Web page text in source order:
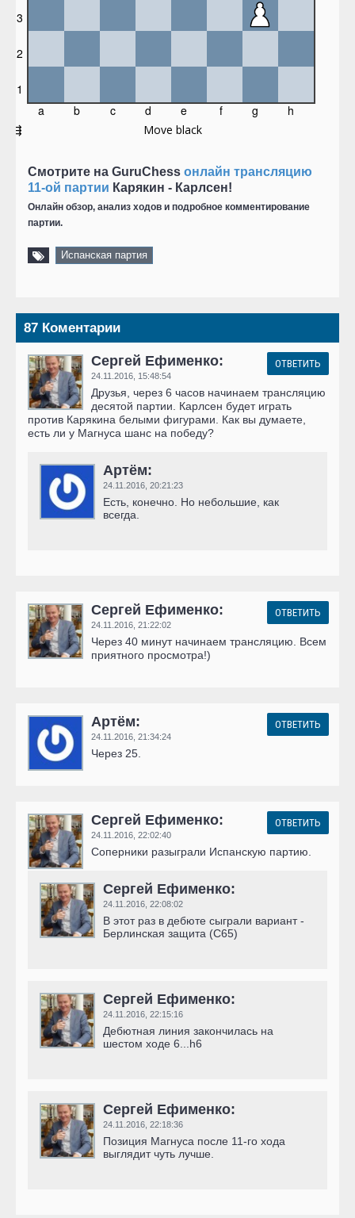
Смотрите на GuruChess онлайн трансляцию
11-ой партии Карякин - Карлсен!
Онлайн обзор, анализ ходов и подробное комментирование
партии.
Испанская партия
87 Коментарии
Сергей Ефименко:
24.11.2016, 15:48:54
ОТВЕТИТЬ
Друзья, через 6 часов начинаем трансляцию
десятой партии. Карлсен будет играть
против Карякина белыми фигурами. Как вы думаете,
есть ли у Магнуса шанс на победу?
Артём:
24.11.2016, 20:21:23
Есть, конечно. Но небольшие, как
всегда.
Сергей Ефименко:
24.11.2016, 21:22:02
ОТВЕТИТЬ
Через 40 минут начинаем трансляцию. Всем
приятного просмотра!)
Артём:
24.11.2016, 21:34:24
ОТВЕТИТЬ
Через 25.
Сергей Ефименко:
24.11.2016, 22:02:40
ОТВЕТИТЬ
Соперники разыграли Испанскую партию.
Сергей Ефименко:
24.11.2016, 22:08:02
В этот раз в дебюте сыграли вариант -
Берлинская защита (С65)
Сергей Ефименко:
24.11.2016, 22:15:16
Дебютная линия закончилась на
шестом ходе 6...h6
Сергей Ефименко:
24.11.2016, 22:18:36
Позиция Магнуса после 11-го хода
выглядит чуть лучше.